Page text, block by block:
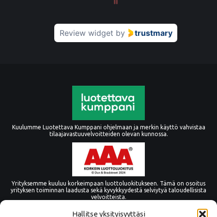
Hallitse yksityisyyttäsi
Review widget by trustmary
Kuulumme Luotettava Kumppani ohjelmaan ja merkin käyttö vahvistaa
tilaajavastuuvelvoitteiden olevan kunnossa.
Yrityksemme kuuluu korkeimpaan luottoluokitukseen. Tämä on osoitus
yrityksen toiminnan laadusta sekä kyvykkyydestä selviytyä taloudellisista
velvoitteista.